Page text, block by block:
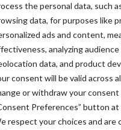
the personal data, such
data, for purposes like
ads and content,
analyzing
data, and product
consent will be valid across
or withdraw your
Preferences” button
respect your choices and
die wijzen op
De onderzoekers
belang is voor het
herkennen, zodat ze